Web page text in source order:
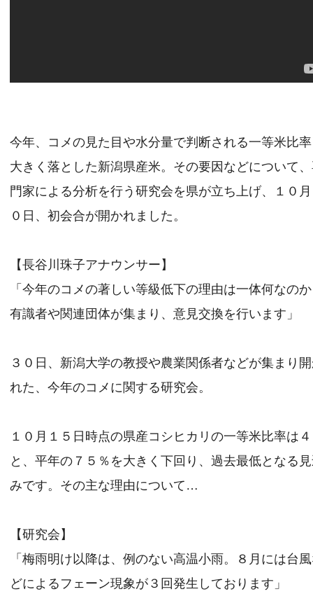
今年、コメの見た目や水分量で判断される一等米比
大きく落とした新潟県産米。その要因などについて
門家による分析を行う研究会を県が立ち上げ、１０
０日、初会合が開かれました。
【長谷川珠子アナウンサー】
「今年のコメの著しい等級低下の理由は一体何なの
有識者や関連団体が集まり、意見交換を行います」
３０日、新潟大学の教授や農業関係者などが集まり
れた、今年のコメに関する研究会。
１０月１５日時点の県産コシヒカリの一等米比率は
と、平年の７５％を大きく下回り、過去最低となる
みです。その主な理由について…
【研究会】
「梅雨明け以降は、例のない高温小雨。８月には台
どによるフェーン現象が３回発生しております」